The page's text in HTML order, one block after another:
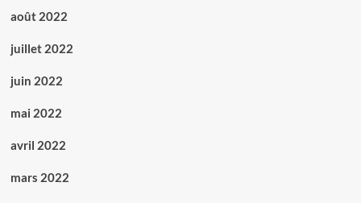
août 2022
juillet 2022
juin 2022
mai 2022
avril 2022
mars 2022